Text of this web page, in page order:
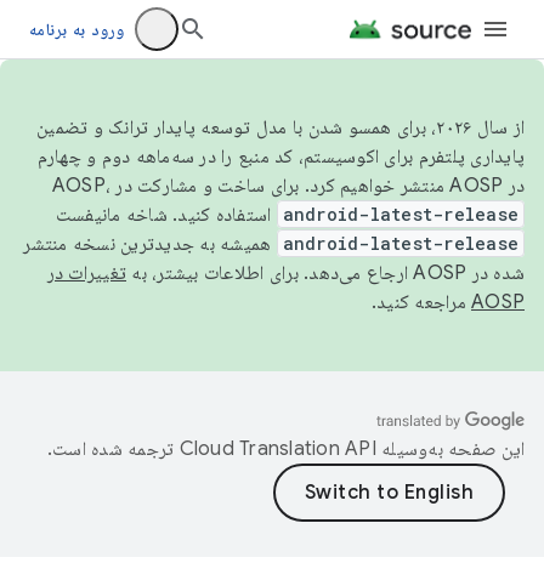
ورود به برنامه
از سال ۲۰۲۶، برای همسو شدن با مدل توسعه پایدار ترانک و تضمین
پایداری پلتفرم برای اکوسیستم، کد منبع را در سه‌ماهه دوم و چهارم
در AOSP منتشر خواهیم کرد. برای ساخت و مشارکت در AOSP،
android-latest-release استفاده کنید. شاخه مانیفست
android-latest-release
همیشه به جدیدترین نسخه منتشر
شده در AOSP ارجاع می‌دهد. برای اطلاعات بیشتر، به
تغییرات در
AOSP مراجعه کنید.
این صفحه به‌وسیله ترجمه شده است.